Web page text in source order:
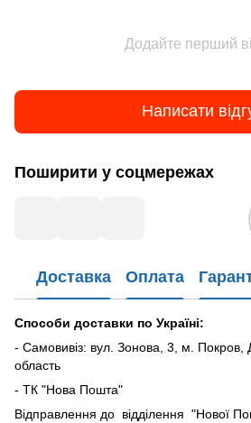
Додайте перший
Написати
Поширити у соцмережах
Доставка Оплата
Способи доставки по Україні:
- Самовивіз: вул. Зонова, 3, м. Покров,
область
- ТК "Нова Пошта"
Відправлення до відділення "Нової